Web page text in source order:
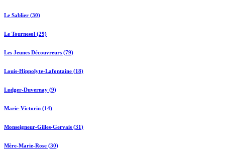
Le Sablier (30)
Le Tournesol (29)
Les Jeunes Découvreurs (79)
Louis-Hippolyte-Lafontaine (18)
Ludger-Duvernay (9)
Marie-Victorin (14)
Monseigneur-Gilles-Gervais (31)
Mère-Marie-Rose (30)